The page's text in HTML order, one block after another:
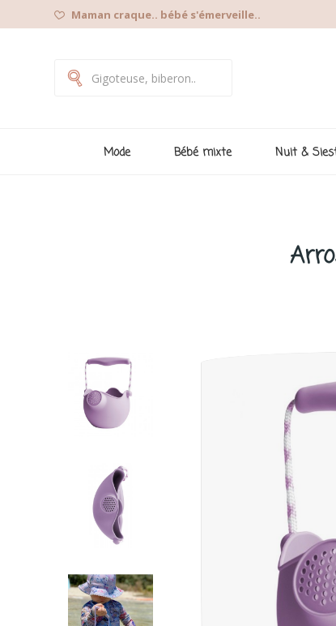
Maman craque.. bébé s'émerveille..
Mode Bébé mixte Nuit &